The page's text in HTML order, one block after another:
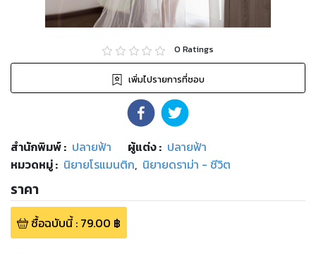
0 Ratings
เพิ่มไปรายการที่ชอบ
สำนักพิมพ์: ปลายฟ้า ผู้แต่ง : ปลายฟ้า
หมวดหมู่: นิยายโรแมนติก, นิยายดราม่า - ชีวิต
ราคา
ซื้อฉบับนี้: 79.00 ฿